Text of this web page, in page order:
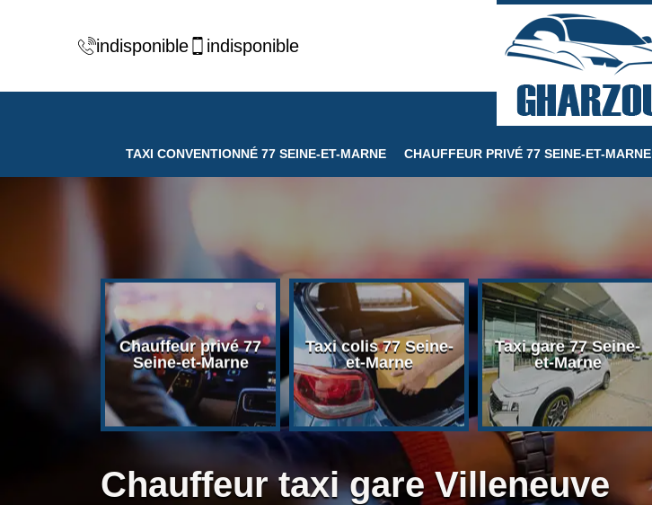
indisponible indisponible
TAXI CONVENTIONNÉ 77 SEINE-ET-MARNE CHAUFFEUR PRIVÉ 77 SEINE-ET-MARNE
Chauffeur privé 77
Seine-et-Marne
Taxi colis 77 Seine-
et-Marne
Taxi gare 77 Seine-
et-Marne
Chauffeur taxi gare Villeneuve